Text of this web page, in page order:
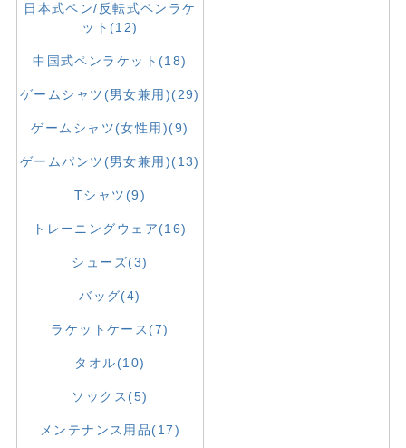
日本式ペン/反転式ペンラケ
ット(12)
中国式ペンラケット(18)
ゲームシャツ(男女兼用)(29)
ゲームシャツ(女性用)(9)
ゲームパンツ(男女兼用)(13)
Tシャツ(9)
トレーニングウェア(16)
シューズ(3)
バッグ(4)
ラケットケース(7)
タオル(10)
ソックス(5)
メンテナンス用品(17)